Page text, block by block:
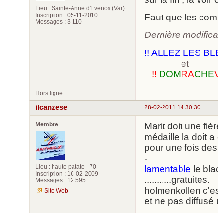
Lieu : Sainte-Anne d'Evenos (Var)
Inscription : 05-11-2010
Messages : 3 110
Faut que les
Dernière
!! ALLEZ LES
et
!! DOMRACHE
Hors ligne
28-02-2011 14:30:30
ilcanzese
Membre
Lieu : haute patate - 70
Inscription : 16-02-2009
Messages : 12 595
Site Web
Marit doit une
médaille la doit a
pour une fois
-
lamentable le
...........gratuites.
holmenkollen
et ne pas